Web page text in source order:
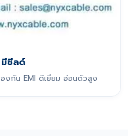
มีชีลด์
งกัน EMI ดีเยี่ยม อ่อนตัวสูง